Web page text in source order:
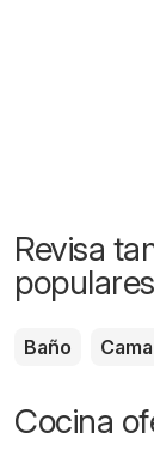
Revisa
populares
Baño Cama
Cocina